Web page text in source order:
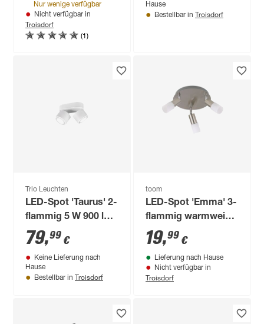
Nur wenige verfügbar
Nicht verfügbar in
Troisdorf
(1)
Hause
Bestellbar in Troisdorf
Trio Leuchten
LED-Spot 'Taurus' 2-
flammig 5 W 900 lm
warmweiß 18 x 10,6
x 8,7 cm
79,99 €
Keine Lieferung nach
Hause
Bestellbar in Troisdorf
toom
LED-Spot 'Emma' 3-
flammig warmweiß
Ø 20 x 7,8 cm
19,99 €
Lieferung nach Hause
Nicht verfügbar in
Troisdorf